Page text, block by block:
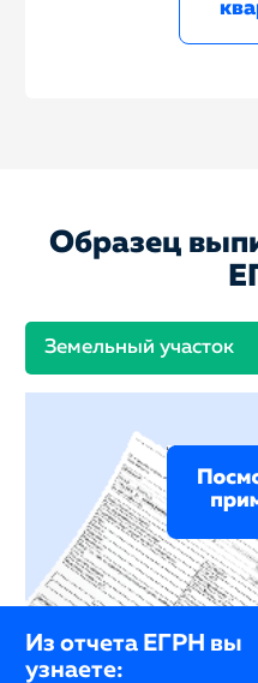
Образец
Земельный участок
Из отчета ЕГРН вы
узнаете: